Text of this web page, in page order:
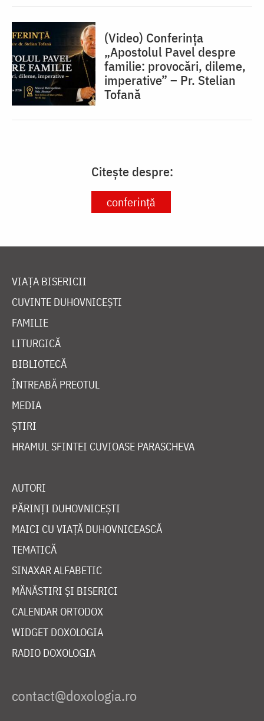
(Video) Conferința
„Apostolul Pavel despre
familie: provocări, dileme,
imperative” – Pr. Stelian
Tofană
Citește despre:
conferință
VIAȚA BISERICII
CUVINTE DUHOVNICEȘTI
FAMILIE
LITURGICĂ
BIBLIOTECĂ
ÎNTREABĂ PREOTUL
MEDIA
ȘTIRI
HRAMUL SFINTEI CUVIOASE PARASCHEVA
AUTORI
PĂRINȚI DUHOVNICEȘTI
MAICI CU VIAȚĂ DUHOVNICEASCĂ
TEMATICĂ
SINAXAR ALFABETIC
MĂNĂSTIRI ȘI BISERICI
CALENDAR ORTODOX
WIDGET DOXOLOGIA
RADIO DOXOLOGIA